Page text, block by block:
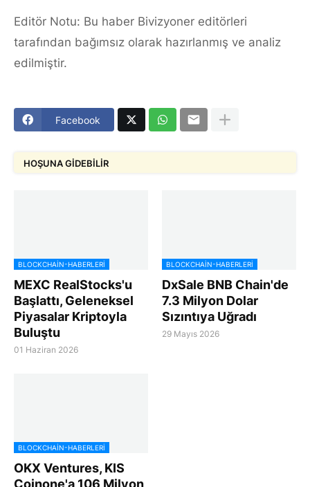
Editör Notu: Bu haber Bivizyoner editörleri
tarafından bağımsız olarak hazırlanmış ve analiz
edilmiştir.
Facebook
HOŞUNA GIDEBILIR
BLOCKCHAIN-HABERLERI
MEXC RealStocks'u
Başlattı, Geleneksel
Piyasalar Kriptoyla
Buluştu
01 Haziran 2026
BLOCKCHAIN-HABERLERI
DxSale BNB Chain'de
7.3 Milyon Dolar
Sızıntıya Uğradı
29 Mayıs 2026
BLOCKCHAIN-HABERLERI
OKX Ventures, KIS
Coinone'a 106 Milyon